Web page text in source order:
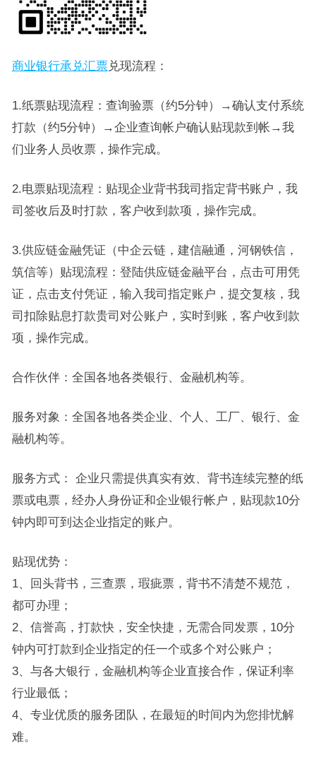
商业银行承兑汇票兑现流程：
1.纸票贴现流程：查询验票（约5分钟）→确认支付系统
打款（约5分钟）→企业查询帐户确认贴现款到帐→我
们业务人员收票，操作完成。
2.电票贴现流程：贴现企业背书我司指定背书账户，我
司签收后及时打款，客户收到款项，操作完成。
3.供应链金融凭证（中企云链，建信融通，河钢铁信，
筑信等）贴现流程：登陆供应链金融平台，点击可用凭
证，点击支付凭证，输入我司指定账户，提交复核，我
司扣除贴息打款贵司对公账户，实时到账，客户收到款
项，操作完成。
合作伙伴：全国各地各类银行、金融机构等。
服务对象：全国各地各类企业、个人、工厂、银行、金
融机构等。
服务方式： 企业只需提供真实有效、背书连续完整的纸
票或电票，经办人身份证和企业银行帐户，贴现款10分
钟内即可到达企业指定的账户。
贴现优势：
1、回头背书，三查票，瑕疵票，背书不清楚不规范，
都可办理；
2、信誉高，打款快，安全快捷，无需合同发票，10分
钟内可打款到企业指定的任一个或多个对公账户；
3、与各大银行，金融机构等企业直接合作，保证利率
行业最低；
4、专业优质的服务团队，在最短的时间内为您排忧解
难。